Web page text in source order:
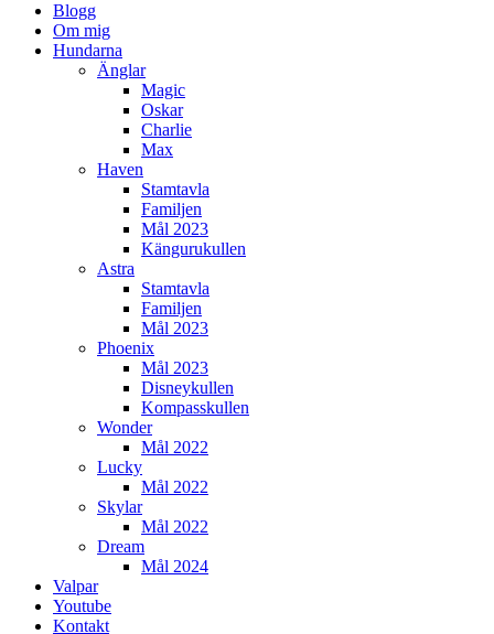
Blogg
Om mig
Hundarna
Änglar
Magic
Oskar
Charlie
Max
Haven
Stamtavla
Familjen
Mål 2023
Kängurukullen
Astra
Stamtavla
Familjen
Mål 2023
Phoenix
Mål 2023
Disneykullen
Kompasskullen
Wonder
Mål 2022
Lucky
Mål 2022
Skylar
Mål 2022
Dream
Mål 2024
Valpar
Youtube
Kontakt